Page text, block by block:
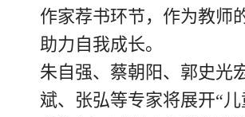
作家荐书环节，作为教师
助力自我成长。
朱自强、蔡朝阳、郭史光
斌、张弘等专家将展开“